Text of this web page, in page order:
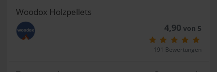
Woodox Holzpellets
4,90 von 5
191 Bewertungen